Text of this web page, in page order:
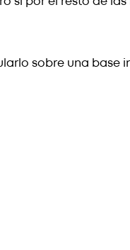
sobre una base